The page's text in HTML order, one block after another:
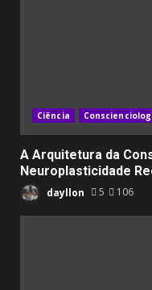
Ciência
A Arquitetura da
Neuroplasticidade
dayllon 5 106